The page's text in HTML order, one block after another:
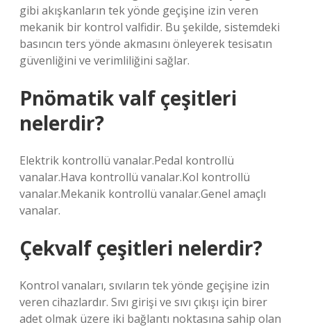
gibi akışkanların tek yönde geçişine izin veren
mekanik bir kontrol valfidir. Bu şekilde, sistemdeki
basıncın ters yönde akmasını önleyerek tesisatın
güvenliğini ve verimliliğini sağlar.
Pnömatik valf çeşitleri
nelerdir?
Elektrik kontrollü vanalar.Pedal kontrollü
vanalar.Hava kontrollü vanalar.Kol kontrollü
vanalar.Mekanik kontrollü vanalar.Genel amaçlı
vanalar.
Çekvalf çeşitleri nelerdir?
Kontrol vanaları, sıvıların tek yönde geçişine izin
veren cihazlardır. Sıvı girişi ve sıvı çıkışı için birer
adet olmak üzere iki bağlantı noktasına sahip olan